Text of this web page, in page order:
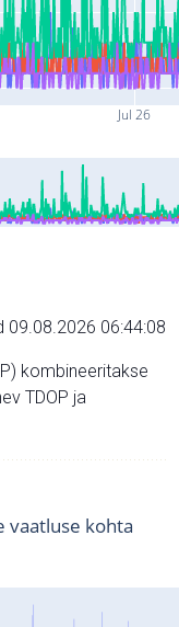
Jul 26
09.08.2026 06:44:08
kombineeritakse
TDOP ja
vaatluse kohta